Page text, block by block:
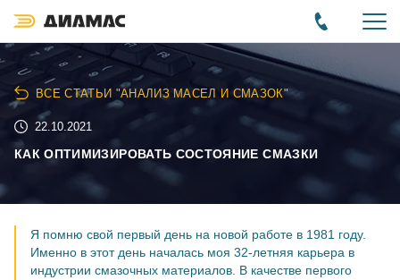
ВСЕ СТАТЬИ "АНАЛИЗ МАСЕЛ И СМАЗОК"
22.10.2021
КАК ОПТИМИЗИРОВАТЬ СОСТОЯНИЕ СМАЗКИ
Я помню свой первый день на новой работе в 1981 году.
Именно в этот день началась моя 32-летняя карьера в
индустрии смазочных материалов. В качестве первого